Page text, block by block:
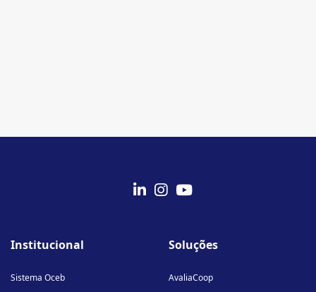
linkedin-
instagram
youtube
Institucional
Sistema Oceb
Soluções
AvaliaCoop